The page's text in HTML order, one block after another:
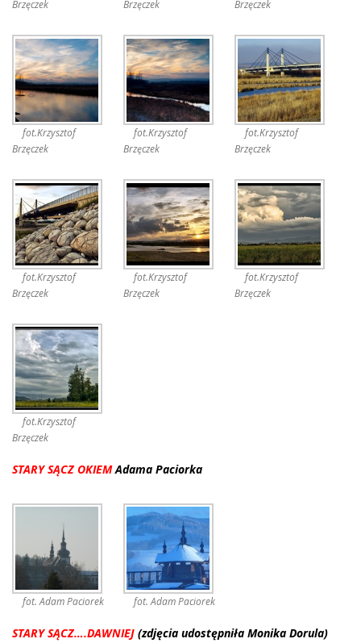
Brzęczek Brzęczek Brzęczek
fot.Krzysztof
Brzęczek
fot.Krzysztof
Brzęczek
fot.Krzysztof
Brzęczek
fot.Krzysztof
Brzęczek
fot.Krzysztof
Brzęczek
fot.Krzysztof
Brzęczek
fot.Krzysztof
Brzęczek
STARY SĄCZ OKIEMAdama Paciorka
fot. Adam Paciorek fot. Adam Paciorek
STARY SĄCZ….DAWNIEJ (zdjęcia udostępniła Monika Dorula)